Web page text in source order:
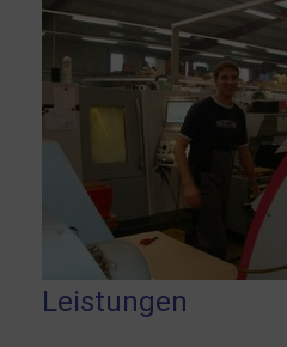
Leistungen